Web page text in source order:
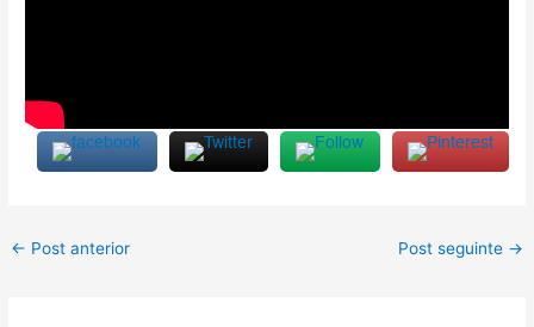
← Post anterior Post seguinte →